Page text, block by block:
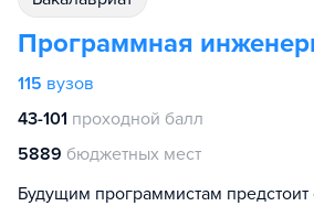
Программная
115 вузов
43-101 проходной балл
5889 бюджетных мест
Будущим программистам предстоит